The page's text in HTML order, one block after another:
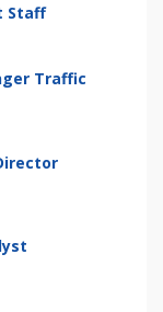
Staff
Traffic